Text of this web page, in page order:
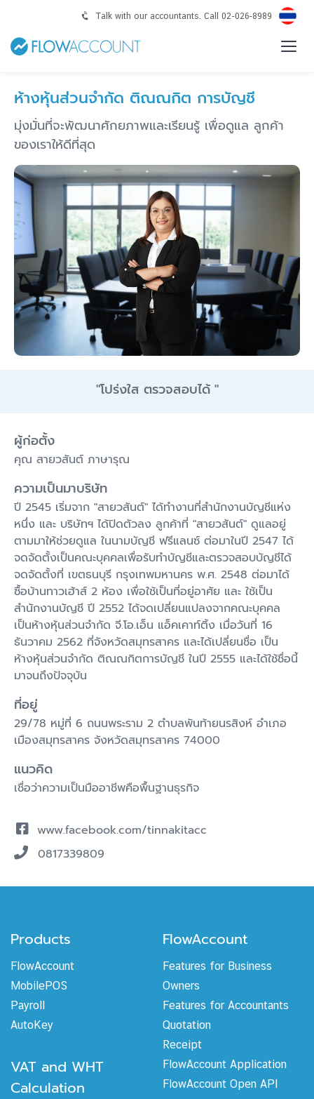
Talk with our accountants. Call 02-026-8989
ห้างหุ้นส่วนจำกัด ติณณกิต การบัญชี
มุ่งมั่นที่จะพัฒนาศักยภาพและเรียนรู้ เพื่อดูแล ลูกค้า
ของเราให้ดีที่สุด
"โปร่งใส ตรวจสอบได้ "
ผู้ก่อตั้ง
คุณ สายวสันต์ ภาษารุณ
ความเป็นมาบริษัท
ปี 2545 เริ่มจาก "สายวสันต์" ได้ทำงานที่สำนักงานบัญชีแห่ง
หนึ่ง และ บริษัทฯ ได้ปิดตัวลง ลูกค้าที่ "สายวสันต์" ดูแลอยู่
ตามมาให้ช่วยดูแล ในนามบัญชี ฟรีแลนซ์ ต่อมาในปี 2547 ได้
จดจัดตั้งเป็นคณะบุคคลเพื่อรับทำบัญชีและตรวจสอบบัญชีได้
จดจัดตั้งที่ เขตธนบุรี กรุงเทพมหานคร พ.ศ. 2548 ต่อมาได้
ซื้อบ้านทาวเฮ้าส์ 2 ห้อง เพื่อใช้เป็นที่อยู่อาศัย และ ใช้เป็น
สำนักงานบัญชี ปี 2552 ได้จดเปลี่ยนแปลงจากคณะบุคคล
เป็นห้างหุ้นส่วนจำกัด จี.โอ.เอ็น แอ็คเคาท์ติ้ง เมื่อวันที่ 16
ธันวาคม 2562 ที่จังหวัดสมุทรสาคร และได้เปลี่ยนชื่อ เป็น
ห้างหุ้นส่วนจำกัด ติณณกิตการบัญชี ในปี 2555 และได้ใช้ชื่อนี้
มาจนถึงปัจจุบัน
ที่อยู่
29/78 หมู่ที่ 6 ถนนพระราม 2 ตำบลพันท้ายนรสิงห์ อำเภอ
เมืองสมุทรสาคร จังหวัดสมุทรสาคร 74000
แนวคิด
เชื่อว่าความเป็นมืออาชีพคือพื้นฐานธุรกิจ
www.facebook.com/tinnakitacc
0817339809
Products
FlowAccount
MobilePOS
Payroll
AutoKey
VAT and WHT
Calculation
FlowAccount
Features for Business
Owners
Features for Accountants
Quotation
Receipt
FlowAccount Application
FlowAccount Open API